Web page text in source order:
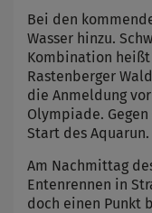
Bei den
Wasser hinzu.
Kombination heißt
Rastenberger
die Anmeldung
Olympiade.
Start des Aquarun.
Am Nachmittag
Entenrennen in
doch einen Punkt